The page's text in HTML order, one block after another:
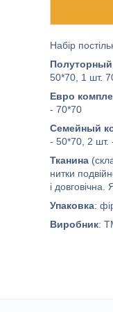
Набір
Полуторный
50*70, 1 шт.
Евро
- 70*70
Семейный
- 50*70, 2 шт.
Тканина
нитки
і довговічна.
Упаковка:
Виробник: